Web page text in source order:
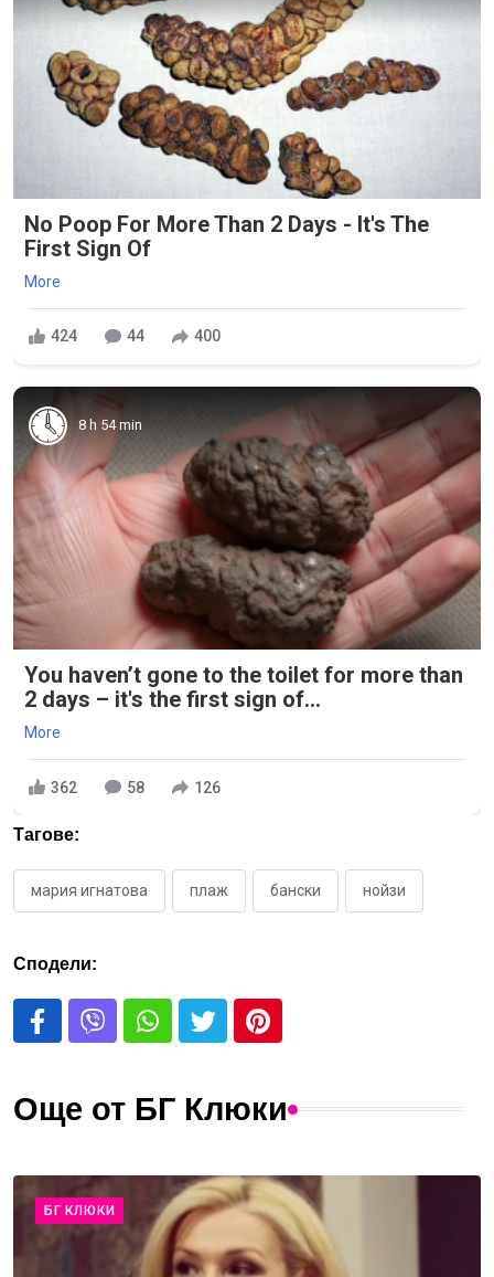
No Poop For More Than 2 Days - It's The
First Sign Of
More
424 44 400
8 h 54 min
You haven’t gone to the toilet for more than
2 days – it's the first sign of...
More
362 58 126
Тагове:
мария игнатова плаж бански нойзи
Сподели:
Още от БГ Клюки
БГ КЛЮКИ